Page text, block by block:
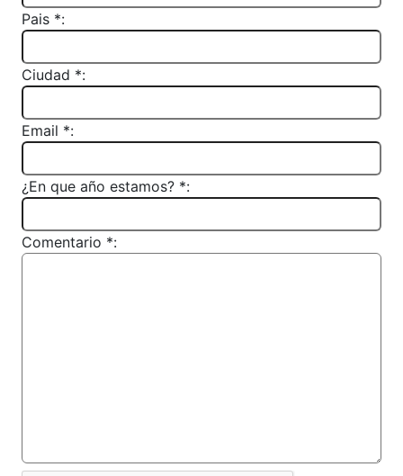
Pais *:
Ciudad *:
Email *:
¿En que año estamos? *:
Comentario *: